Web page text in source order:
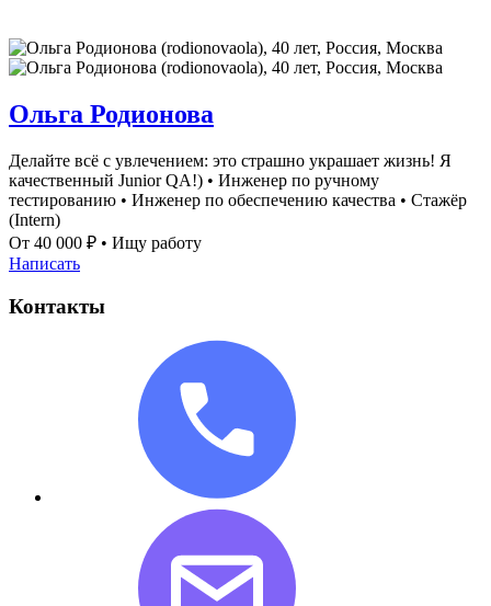
Ольга Родионова
Делайте всё с увлечением: это страшно украшает жизнь! Я
качественный Junior QA!) • Инженер по ручному
тестированию • Инженер по обеспечению качества • Стажёр
(Intern)
От 40 000 ₽ • Ищу работу
Написать
Контакты